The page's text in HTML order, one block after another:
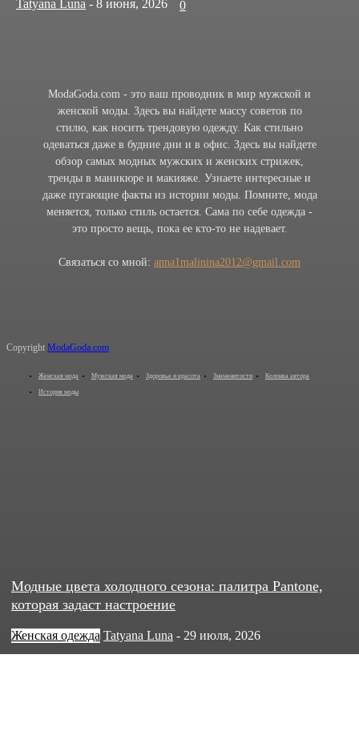
Модные цвета холодного сезона: палитра Pantone,
которая задаст настроение
Женская одежда Tatyana Luna - 29 июля, 2026
Tatyana Luna - 8 июня, 2026 0
ModaGoda.com - это ваш проводник в мир мужской и
женской моды. Здесь вы найдете массу советов по
стилю, как носить трендовую одежду. Как стильно
одеваться даже в будние дни и в офис. Здесь вы найдете
обзор самых модных мужских и женских стрижек,
тренды в маникюре и макияже. Узнаете интересные и
даже пугающие факты из истории моды. Помните, мода
меняется, только стиль остается. Сама по себе одежда -
это просто вещь, пока ее кто-то не надевает.
Связаться со мной: anna1malinina2012@gmail.com
Copyright ModaGoda.com
Женская мода Мужская мода Здоровье и красота Знаменитости Колонка автора
История моды